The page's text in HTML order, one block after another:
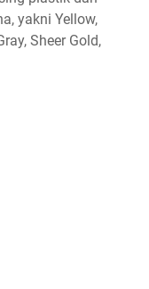
yakni Yellow,
Sheer Gold,